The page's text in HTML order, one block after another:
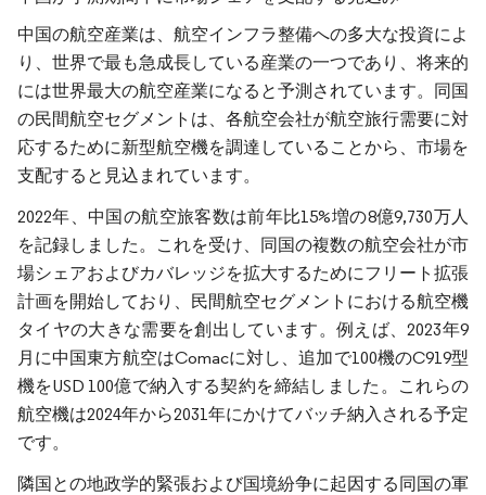
中国の航空産業は、航空インフラ整備への多大な投資によ
り、世界で最も急成長している産業の一つであり、将来的
には世界最大の航空産業になると予測されています。同国
の民間航空セグメントは、各航空会社が航空旅行需要に対
応するために新型航空機を調達していることから、市場を
支配すると見込まれています。
2022年、中国の航空旅客数は前年比15%増の8億9,730万人
を記録しました。これを受け、同国の複数の航空会社が市
場シェアおよびカバレッジを拡大するためにフリート拡張
計画を開始しており、民間航空セグメントにおける航空機
タイヤの大きな需要を創出しています。例えば、2023年9
月に中国東方航空はComacに対し、追加で100機のC919型
機をUSD 100億で納入する契約を締結しました。これらの
航空機は2024年から2031年にかけてバッチ納入される予定
です。
隣国との地政学的緊張および国境紛争に起因する同国の軍